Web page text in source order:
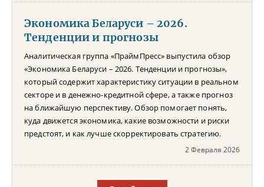
Экономика Беларуси – 2026.
Тенденции и прогнозы
Аналитическая группа «ПраймПресс» выпустила обзор
«Экономика Беларуси – 2026. Тенденции и прогнозы»,
который содержит характеристику ситуации в реальном
секторе и в денежно-кредитной сфере, а также прогноз
на ближайшую перспективу. Обзор помогает понять,
куда движется экономика, какие возможности и риски
предстоят, и как лучше скорректировать стратегию.
2 Февраля 2026